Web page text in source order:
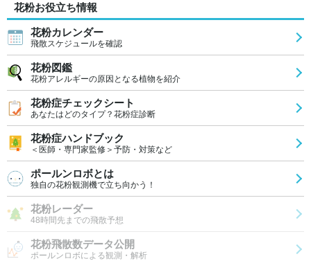
花粉お役立ち情報
花粉カレンダー
飛散スケジュールを確認
花粉図鑑
花粉アレルギーの原因となる植物を紹介
花粉症チェックシート
あなたはどのタイプ？花粉症診断
花粉症ハンドブック
＜医師・専門家監修＞予防・対策など
ポールンロボとは
独自の花粉観測機で立ち向かう！
花粉レーダー
48時間先までの飛散予想
花粉飛散数データ公開
ポールンロボによる観測・解析